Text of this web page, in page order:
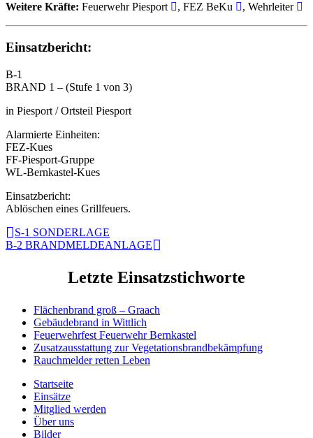
Weitere Kräfte: Feuerwehr Piesport , FEZ BeKu , Wehrleiter
Einsatzbericht:
B-1
BRAND 1 – (Stufe 1 von 3)
in Piesport / Ortsteil Piesport
Alarmierte Einheiten:
FEZ-Kues
FF-Piesport-Gruppe
WL-Bernkastel-Kues
Einsatzbericht:
Ablöschen eines Grillfeuers.
S-1 SONDERLAGE
B-2 BRANDMELDEANLAGE
Letzte Einsatzstichworte
Flächenbrand groß – Graach
Gebäudebrand in Wittlich
Feuerwehrfest Feuerwehr Bernkastel
Zusatzausstattung zur Vegetationsbrandbekämpfung
Rauchmelder retten Leben
Startseite
Einsätze
Mitglied werden
Über uns
Bilder